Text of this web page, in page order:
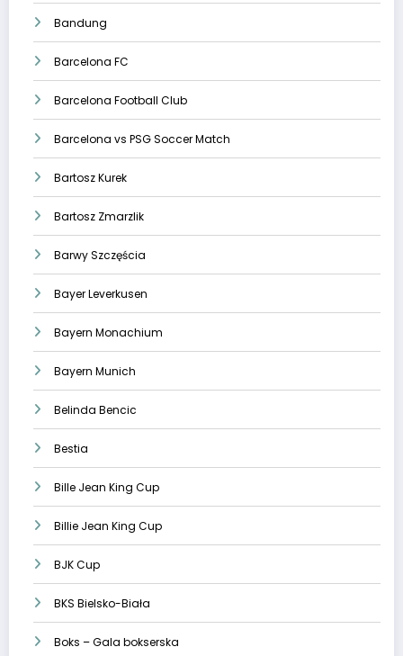
Bandung
Barcelona FC
Barcelona Football Club
Barcelona vs PSG Soccer Match
Bartosz Kurek
Bartosz Zmarzlik
Barwy Szczęścia
Bayer Leverkusen
Bayern Monachium
Bayern Munich
Belinda Bencic
Bestia
Bille Jean King Cup
Billie Jean King Cup
BJK Cup
BKS Bielsko-Biała
Boks – Gala bokserska